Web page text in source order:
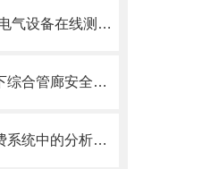
浅谈10kV高压开关柜电气设备在线测温系统的应用
浅谈智能化的城市地下综合管廊安全防控平台研究
电费电价管理在预付费系统中的分析与应用